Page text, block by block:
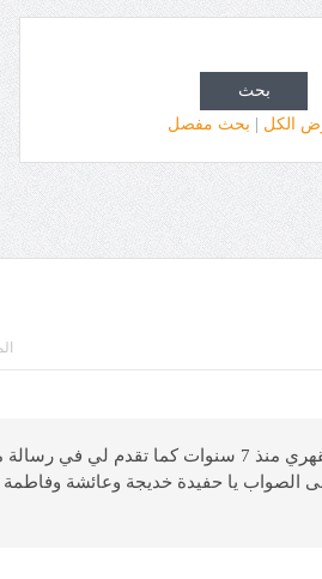
بحث
الكل
بحث مفصل
أرسل أنس (28 سنة، معلم، السعودية) يقول: الأستاذة رفيف الصباغ سلمها الله أنا
يا حفيدة خديجة وعائشة وفاطمة